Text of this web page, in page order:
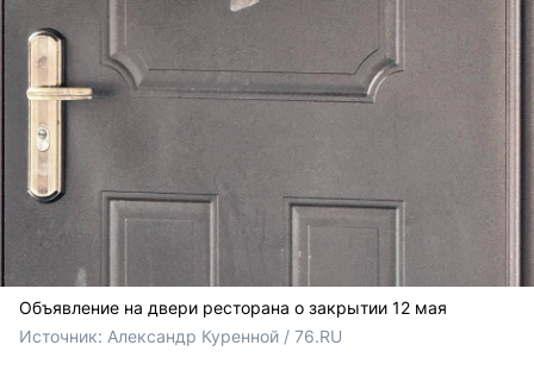
Объявление на двери ресторана о закрытии 12 мая
Источник: Александр Куренной / 76.RU